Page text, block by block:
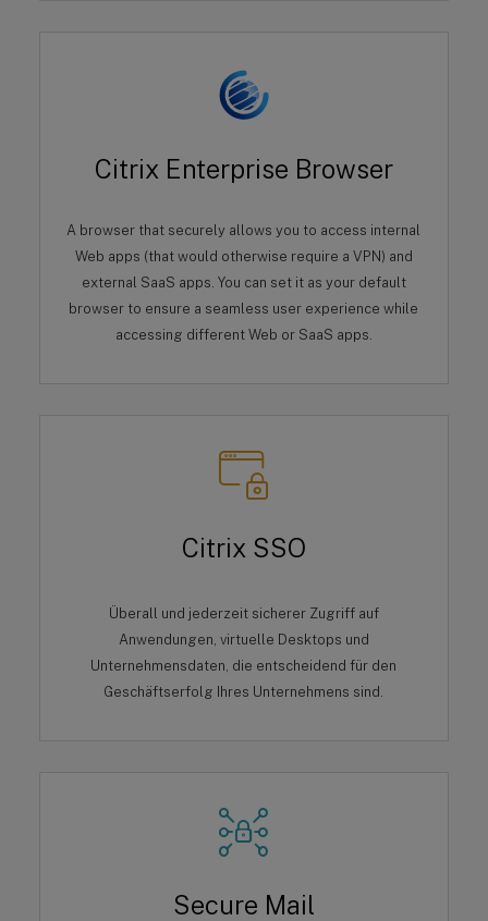
Citrix Enterprise Browser
A browser that securely allows you to access internal
Web apps (that would otherwise require a VPN) and
external SaaS apps. You can set it as your default
browser to ensure a seamless user experience while
accessing different Web or SaaS apps.
Citrix SSO
Überall und jederzeit sicherer Zugriff auf
Anwendungen, virtuelle Desktops und
Unternehmensdaten, die entscheidend für den
Geschäftserfolg Ihres Unternehmens sind.
Secure Mail